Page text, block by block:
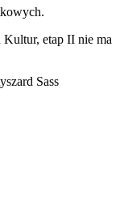
.
Kultur, etap II nie ma
Sass